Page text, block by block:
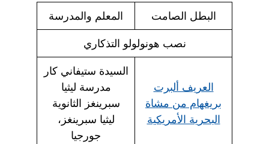
البطل الصامت المعلم والمدرسة
نصب هونولولو التذكاري
العريف ألبرت
بريغهام من مشاة
البحرية الأمريكية
السيدة ستيفاني كار
مدرسة ليثيا
سبرينغز الثانوية
ليثيا سبرينغز،
جورجيا